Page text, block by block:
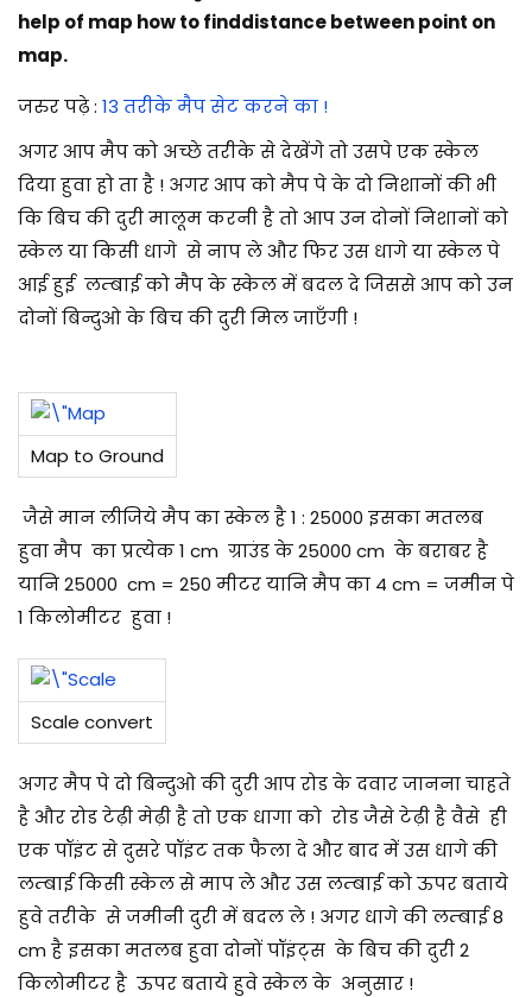
help of map how to finddistance between point on
map.
जरुर पढ़े : 13 तरीके मैप सेट करने का !
अगर आप मैप को अच्छे तरीके से देखेंगे तो उसपे एक स्केल
दिया हुवा हो ता है ! अगर आप को मैप पे के दो निशानों की भी
कि बिच की दुरी मालूम करनी है तो आप उन दोनों निशानों को
स्केल या किसी धागे से नाप ले और फिर उस धागे या स्केल पे
आई हुई लम्बाई को मैप के स्केल में बदल दे जिससे आप को उन
दोनों बिन्दुओ के बिच की दुरी मिल जाएँगी !
Map to Ground
जैसे मान लीजिये मैप का स्केल है 1 : 25000 इसका मतलब
हुवा मैप का प्रत्येक 1 cm ग्राउंड के 25000 cm के बराबर है
यानि 25000 cm = 250 मीटर यानि मैप का 4 cm = जमीन पे
1 किलोमीटर हुवा !
Scale convert
अगर मैप पे दो बिन्दुओ की दुरी आप रोड के दवार जानना चाहते
है और रोड टेढ़ी मेढ़ी है तो एक धागा को रोड जैसे टेढ़ी है वैसे ही
एक पॉइंट से दुसरे पॉइंट तक फैला दे और बाद में उस धागे की
लम्बाई किसी स्केल से माप ले और उस लम्बाई को ऊपर बताये
हुवे तरीके से जमीनी दुरी में बदल ले ! अगर धागे की लम्बाई 8
cm है इसका मतलब हुवा दोनों पॉइंट्स के बिच की दुरी 2
किलोमीटर है ऊपर बताये हुवे स्केल के अनुसार !